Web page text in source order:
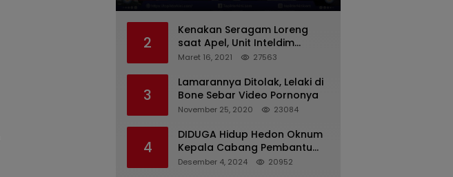
2
Kenakan Seragam Loreng
saat Apel, Unit Inteldim
1426/Takalar Datangi
Maret 16, 2021 27563
3
Lamarannya Ditolak, Lelaki di
Bone Sebar Video Pornonya
November 25, 2020 23084
4
DIDUGA Hidup Hedon Oknum
Kepala Cabang Pembantu
Bank syariah Indonesia Unit
Desember 4, 2024 20952